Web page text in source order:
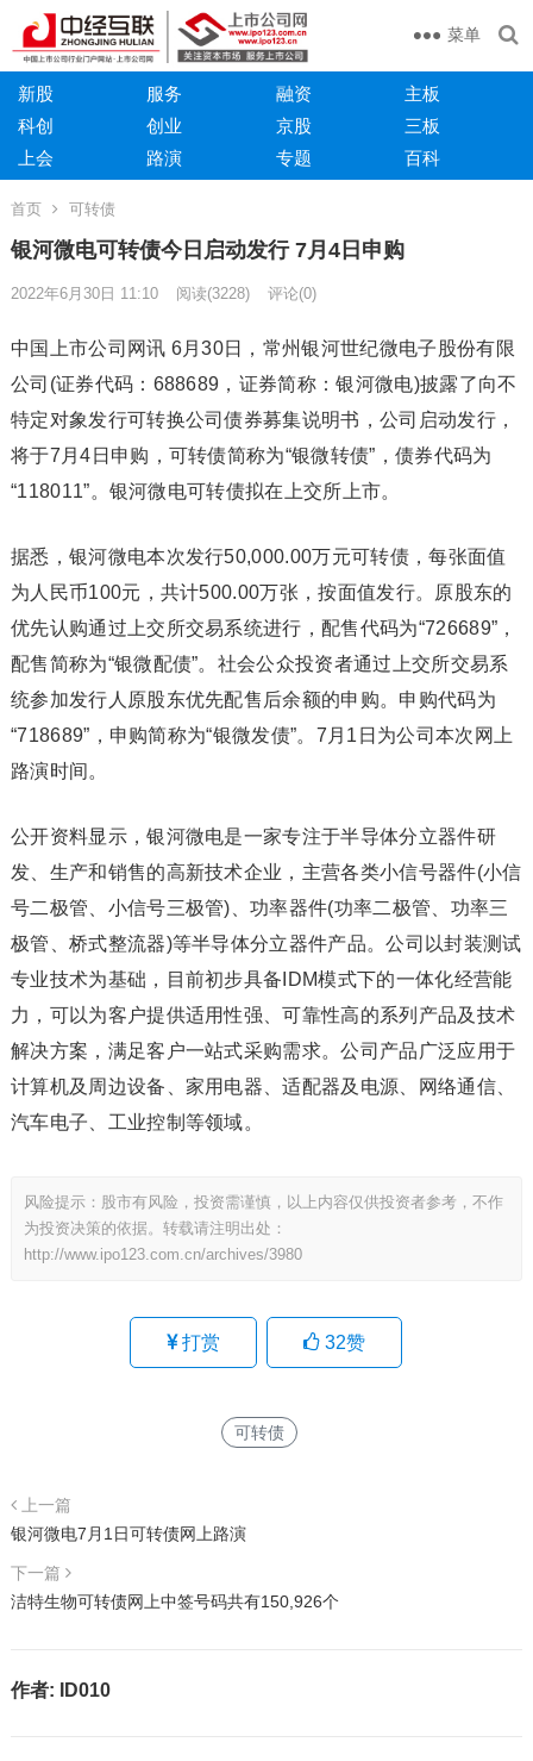
菜单
新股 服务 融资
主板
科创
创业 京股
三板
上会
路演 专题 百科
首页 可转债
银河微电可转债今日启动发行 7月4日申购
2022年6月30日 11:10 阅读(3228) 评论(0)
中国上市公司网讯 6月30日，常州银河世纪微电子股份有限
公司(证券代码：688689，证券简称：银河微电)披露了向不
特定对象发行可转换公司债券募集说明书，公司启动发行，
将于7月4日申购，可转债简称为“银微转债”，债券代码为
“118011”。银河微电可转债拟在上交所上市。
据悉，银河微电本次发行50,000.00万元可转债，每张面值
为人民币100元，共计500.00万张，按面值发行。原股东的
优先认购通过上交所交易系统进行，配售代码为“726689”，
配售简称为“银微配债”。社会公众投资者通过上交所交易系
统参加发行人原股东优先配售后余额的申购。申购代码为
“718689”，申购简称为“银微发债”。7月1日为公司本次网上
路演时间。
公开资料显示，银河微电是一家专注于半导体分立器件研
发、生产和销售的高新技术企业，主营各类小信号器件(小信
号二极管、小信号三极管)、功率器件(功率二极管、功率三
极管、桥式整流器)等半导体分立器件产品。公司以封装测试
专业技术为基础，目前初步具备IDM模式下的一体化经营能
力，可以为客户提供适用性强、可靠性高的系列产品及技术
解决方案，满足客户一站式采购需求。公司产品广泛应用于
计算机及周边设备、家用电器、适配器及电源、网络通信、
汽车电子、工业控制等领域。
风险提示：股市有风险，投资需谨慎，以上内容仅供投资者参考，不作
为投资决策的依据。转载请注明出处：
http://www.ipo123.com.cn/archives/3980
打赏 32赞
可转债
上一篇
银河微电7月1日可转债网上路演
下一篇
洁特生物可转债网上中签号码共有150,926个
作者: ID010